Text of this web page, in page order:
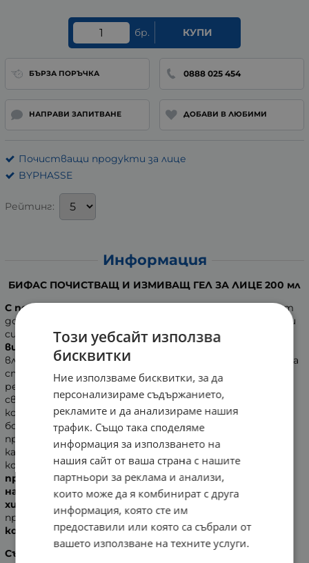
бр. КУПИ
БЪРЗА ПОРЪЧКА 0888 025 454
НАПРАВИ ЗАПИТВАНЕ ДОБАВИ В ЛЮБИМИ
Почистващи продукти за лице
BYPHASSE
Рейтинг:
Информация
БИФАС ПОЧИСТВАЩ И ИЗМИВАЩ ГЕЛ ЗА ЛИЦЕ 200 мл
С почистващия гел на Byphasse
ще се отървете от
досадните несъвършенства и ще придадете здрав и
сияен вид на вашата уморена кожа. Обогатената с
витамин Е
формула се бори ефективно с вредното
влияние на свободните радикали, забавяйки процеса на
стареене. Вложената вода от хамамелис
регенериращи, хидратиращи и антиоксидантни
свойства.Растението хамамелиспремахва различни
кожни възпаления. Влияе благоприятно при акне и се
бори с разширените пори. Добавеният
противовъзпалителни и антисептични свойства,
като същевременно омекотява и овлажнява
кожата. Гел текстурата се справя отлично с
премахването на декоративна козметика
натрупани примеси и поддържа естествения
хидролипиден балан
Раздразненията са успокоени,
при това незабавно. В допълнение, гелът
кожата от UV лъчите и я подхранва в дълбочина
Състав:
Aqua (Water), Sodium Laureth Sulfate, Glycerin,
Този уебсайт използва
бисквитки
Ние използваме бисквитки, за да
персонализираме съдържанието,
рекламите и да анализираме нашия
трафик. Също така споделяме
информация за използването на
нашия сайт от ваша страна с нашите
партньори за реклама и анализи,
които може да я комбинират с друга
информация, която сте им
предоставили или която са събрали от
вашето използване на техните услуги.